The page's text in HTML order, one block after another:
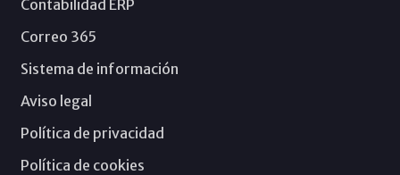
Contabilidad ERP
Correo 365
Sistema de información
Aviso legal
Política de privacidad
Política de cookies